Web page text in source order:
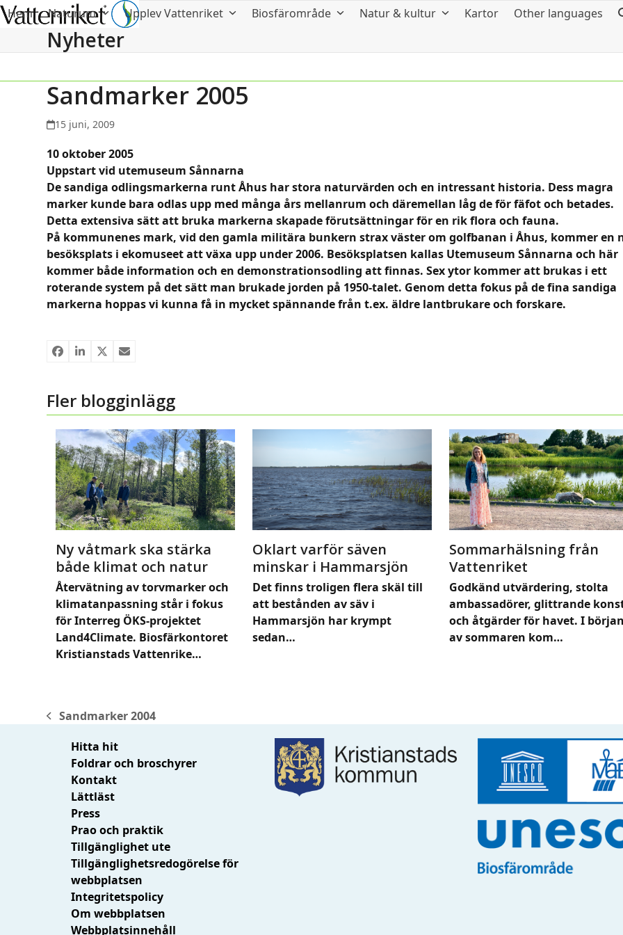
Hem Naturum Upplev Vattenriket Biosfärområde Natur & kultur Kartor Other languages
Nyheter
Sandmarker 2005
15 juni, 2009
10 oktober 2005
Uppstart vid utemuseum Sånnarna
De sandiga odlingsmarkerna runt Åhus har stora naturvärden och en intressant historia. Dess magra
marker kunde bara odlas upp med många års mellanrum och däremellan låg de för fäfot och betades.
Detta extensiva sätt att bruka markerna skapade förutsättningar för en rik flora och fauna.
På kommunenes mark, vid den gamla militära bunkern strax väster om golfbanan i Åhus, kommer en
besöksplats i ekomuseet att växa upp under 2006. Besöksplatsen kallas Utemuseum Sånnarna och här
kommer både information och en demonstrationsodling att finnas. Sex ytor kommer att brukas i ett
roterande system på det sätt man brukade jorden på 1950-talet. Genom detta fokus på de fina sandiga
markerna hoppas vi kunna få in mycket spännande från t.ex. äldre lantbrukare och forskare.
Fler blogginlägg
Ny våtmark ska stärka
både klimat och natur
Återvätning av torvmarker och
klimatanpassning står i fokus
för Interreg ÖKS-projektet
Land4Climate. Biosfärkontoret
Kristianstads Vattenrike…
Oklart varför säven
minskar i Hammarsjön
Det finns troligen flera skäl till
att bestånden av säv i
Hammarsjön har krympt
sedan…
Sommarhälsning från
Vattenriket
Godkänd utvärdering, stolta
ambassadörer, glittrande
och åtgärder för havet. I
av sommaren kom…
previous
post:
Sandmarker 2004
Hitta hit
Foldrar och broschyrer
Kontakt
Lättläst
Press
Prao och praktik
Tillgänglighet ute
Tillgänglighetsredogörelse för
webbplatsen
Integritetspolicy
Om webbplatsen
Webbplatsinnehåll